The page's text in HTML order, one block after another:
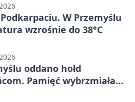
Podkarpaciu. W Przemyślu
wzrośnie do 38°C
oddano hołd
Pamięć wybrzmiała